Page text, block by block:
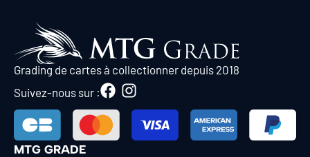
Grading de cartes à collectionner depuis 2018
Suivez-nous sur :
MTG GRADE